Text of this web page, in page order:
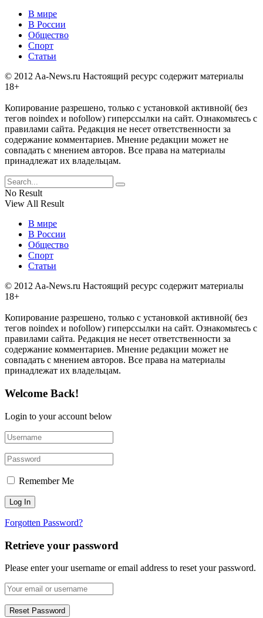
В мире
В России
Общество
Спорт
Статьи
© 2012 Aa-News.ru Настоящий ресурс содержит материалы
18+
Копирование разрешено, только с установкой активной( без
тегов noindex и nofollow) гиперссылки на сайт. Ознакомьтесь с
правилами сайта. Редакция не несет ответственности за
содержание комментариев. Мнение редакции может не
совпадать с мнением авторов. Все права на материалы
принадлежат их владельцам.
No Result
View All Result
В мире
В России
Общество
Спорт
Статьи
© 2012 Aa-News.ru Настоящий ресурс содержит материалы
18+
Копирование разрешено, только с установкой активной( без
тегов noindex и nofollow) гиперссылки на сайт. Ознакомьтесь с
правилами сайта. Редакция не несет ответственности за
содержание комментариев. Мнение редакции может не
совпадать с мнением авторов. Все права на материалы
принадлежат их владельцам.
Welcome Back!
Login to your account below
Remember Me
Forgotten Password?
Retrieve your password
Please enter your username or email address to reset your password.